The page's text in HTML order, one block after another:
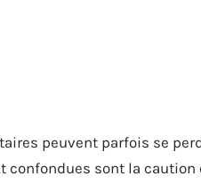
peuvent parfois se
confondues sont la